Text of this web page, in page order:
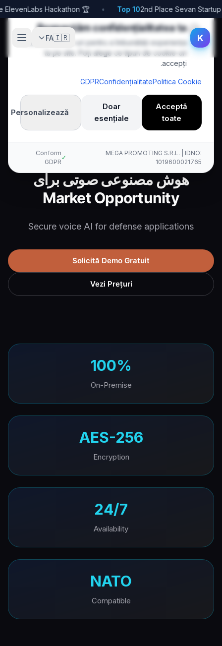
🍪
Respectăm confidențialitatea ta
Folosim cookie-uri pentru a îmbunătăți experiența
ta pe site. Poți alege ce tipuri de cookie-uri
accepți.
Politica Cookie
Confidențialitate
GDPR
Acceptă
toate
Doar
esențiale
Personalizează
MEGA PROMOTING S.R.L. | IDNO:
1019600021765
✓
Conform
GDPR
Top 10
•
🏆 1st Place ElevenLabs Hackathon
K
🇮🇷
FA
Defense
Market Opportunity
Kallina Voice AI
هوش مصنوعی صوتی برای
Market Opportunity
Secure voice AI for defense applications
Solicită Demo Gratuit
Vezi Prețuri
100%
On-Premise
AES-256
Encryption
24/7
Availability
NATO
Compatible